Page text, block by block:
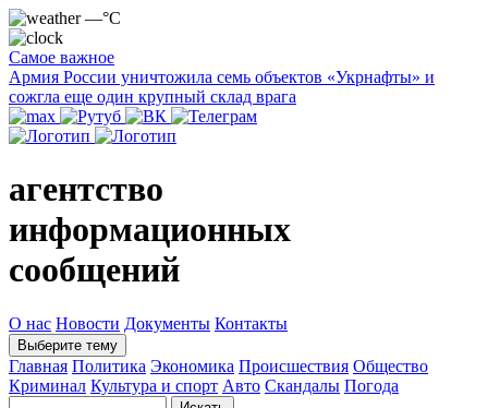
—°C
Самое важное
Армия России уничтожила семь объектов «Укрнафты» и
сожгла еще один крупный склад врага
агентство
информационных
сообщений
О нас Новости Документы Контакты
Выберите тему
Главная Политика Экономика Происшествия Общество
Криминал Культура и спорт Авто Скандалы Погода